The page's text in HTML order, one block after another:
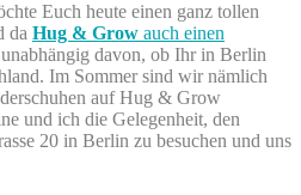
Euch heute einen ganz tollen
da Hug & Grow auch einen
davon, ob Ihr in Berlin
Im Sommer sind wir nämlich
auf Hug & Grow
und ich die Gelegenheit, den
20 in Berlin zu besuchen und uns